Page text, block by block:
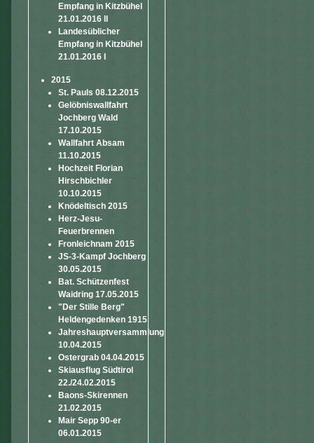
Empfang in Kitzbühel
21.01.2016 II
Landesüblicher
Empfang in Kitzbühel
21.01.2016 I
2015
St. Pauls 08.12.2015
Gelöbniswallfahrt
Jochberg Wald
17.10.2015
Wallfahrt Absam
11.10.2015
Hochzeit Florian
Hirschbichler
10.10.2015
Knödeltisch 2015
Herz-Jesu-
Feuerbrennen
Fronleichnam 2015
JS-3-Kampf Jochberg
30.05.2015
Bat. Schützenfest
Waidring 17.05.2015
"Der Stille Berg"
Heldengedenken 1915
Jahreshauptversammlung
10.04.2015
Ostergrab 04.04.2015
Skiausflug Südtirol
22./24.02.2015
Baons-Skirennen
21.02.2015
Mair Sepp 90-er
06.01.2015